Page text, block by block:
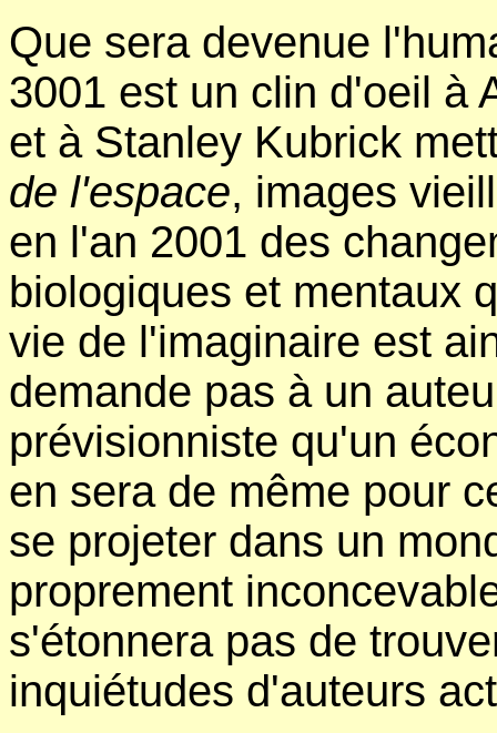
Que sera devenue
3001 est un clin d'oeil à
et à Stanley Kubrick
de l'espace, images
en l'an 2001 des
biologiques et mentaux
vie de l'imaginaire est
demande pas à un
prévisionniste qu'un
en sera de même pour
se projeter dans un
proprement
s'étonnera pas de
inquiétudes d'auteurs